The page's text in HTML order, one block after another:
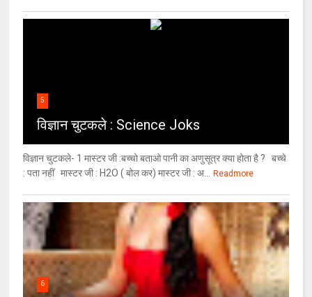
5
विज्ञान चुटकले : Science Joks
विज्ञान चुटकले- 1 मास्टर जी :बच्चो बताओ पानी का अणुसूत्र क्या होता है ? बच्चे
: पता नहीं मास्टर जी : H2O ( बोल कर) मास्टर जी : अ...
Readmore
6